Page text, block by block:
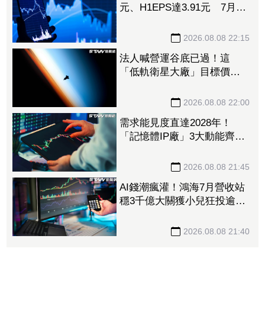
元、H1EPS達3.91元 7月營
2026.08.08 22:15
法人喊營運谷底已過！這
「低軌衛星大廠」目標價衝
營收估成長20%2026.08.08 22:00
需求能見度直達2028年！
「記憶體IP廠」3大動能齊
2026.08.08 21:45
AI錢潮瘋灌！鴻海7月營收站
穩3千億大關獲小兒狂投逾7
收首跨9千億、法說前夕吸買
2026.08.08 21:40